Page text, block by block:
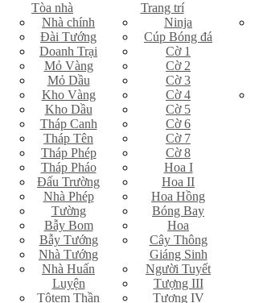
Tòa nhà
Nhà chính
Đài Tướng
Doanh Trại
Mỏ Vàng
Mỏ Dầu
Kho Vàng
Kho Dầu
Tháp Canh
Tháp Tên
Tháp Phép
Tháp Pháo
Đấu Trường
Nhà Phép
Tường
Bẫy Bom
Bẫy Tướng
Nhà Tướng
Nhà Huấn
Luyện
Tôtem Thần
Trang trí
Ninja
Cúp Bóng đá
Cờ 1
Cờ 2
Cờ 3
Cờ 4
Cờ 5
Cờ 6
Cờ 7
Cờ 8
Hoa I
Hoa II
Hoa Hồng
Bóng Bay
Hoa
Cây Thông
Giáng Sinh
Người Tuyết
Tượng III
Tượng IV